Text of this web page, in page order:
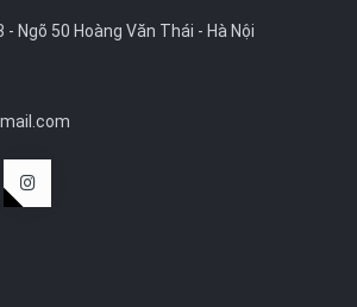
- Ngõ 50 Hoàng Văn Thái - Hà Nội